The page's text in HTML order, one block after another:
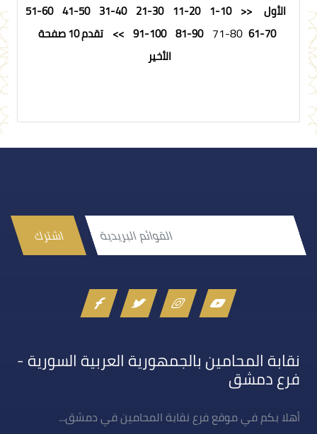
الأول <<
1-10
11-20
21-30
31-40
41-50
51-60
61-70
71-80
81-90
91-100
>> تقدم 10 صفحة
الأخير
اشترك
نقابة المحامين بالجمهورية العربية السورية -
فرع دمشق
أهلا بكم في موقع فرع نقابة المحامين في دمشق...